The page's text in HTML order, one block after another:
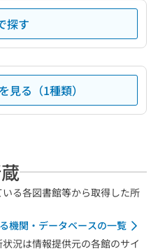
探す
見る（1種類）
る各図書館等から取得した所
機関・データベースの一覧
況は情報提供元の各館のサイ